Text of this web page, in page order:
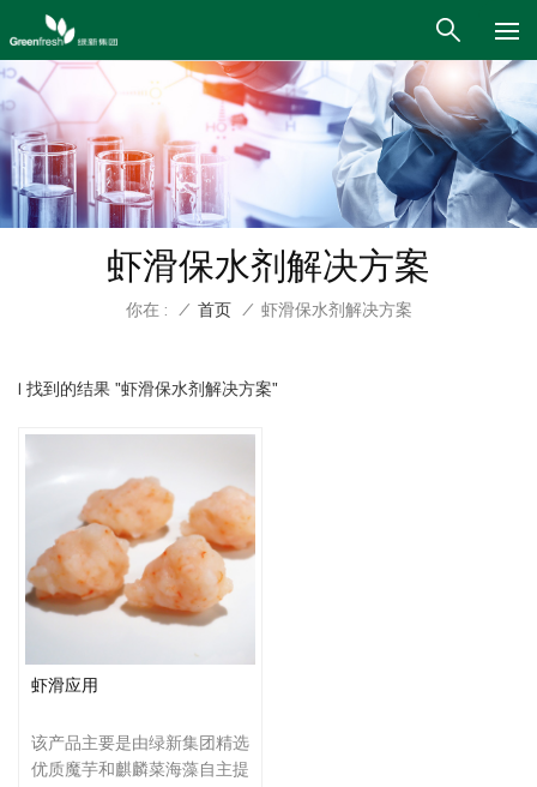
虾滑保水剂解决方案
你在 : / 首页 / 虾滑保水剂解决方案
1 找到的结果 "虾滑保水剂解决方案"
虾滑应用
该产品主要是由绿新集团精选
优质魔芋和麒麟菜海藻自主提